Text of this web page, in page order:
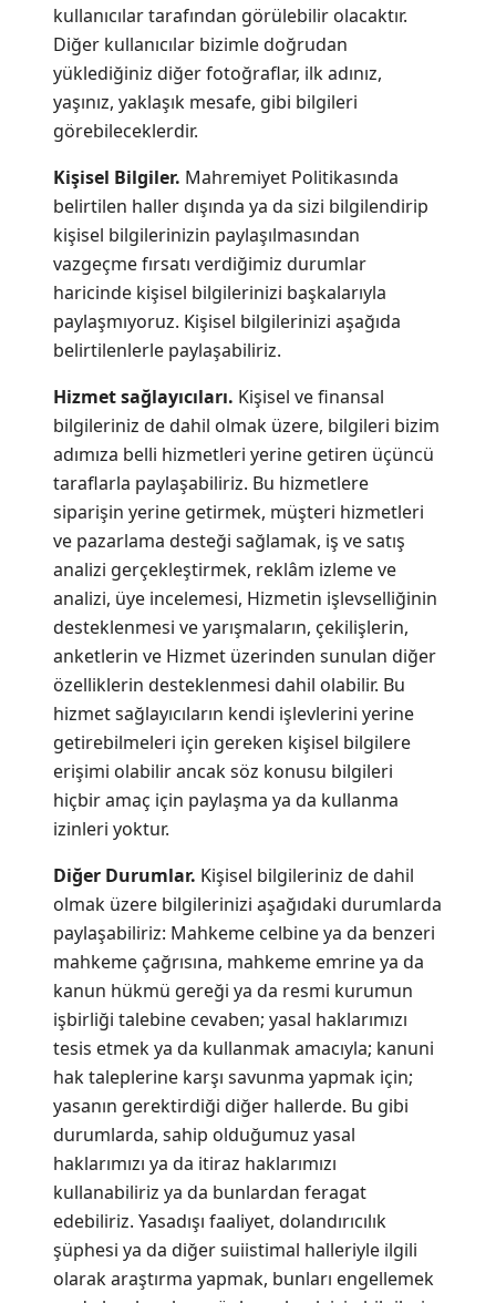
kullanıcılar tarafından görülebilir olacaktır.
Diğer kullanıcılar bizimle doğrudan
yüklediğiniz diğer fotoğraflar, ilk adınız,
yaşınız, yaklaşık mesafe, gibi bilgileri
görebileceklerdir.
Kişisel Bilgiler. Mahremiyet Politikasında
belirtilen haller dışında ya da sizi bilgilendirip
kişisel bilgilerinizin paylaşılmasından
vazgeçme fırsatı verdiğimiz durumlar
haricinde kişisel bilgilerinizi başkalarıyla
paylaşmıyoruz. Kişisel bilgilerinizi aşağıda
belirtilenlerle paylaşabiliriz.
Hizmet sağlayıcıları. Kişisel ve finansal
bilgileriniz de dahil olmak üzere, bilgileri bizim
adımıza belli hizmetleri yerine getiren üçüncü
taraflarla paylaşabiliriz. Bu hizmetlere
siparişin yerine getirmek, müşteri hizmetleri
ve pazarlama desteği sağlamak, iş ve satış
analizi gerçekleştirmek, reklâm izleme ve
analizi, üye incelemesi, Hizmetin işlevselliğinin
desteklenmesi ve yarışmaların, çekilişlerin,
anketlerin ve Hizmet üzerinden sunulan diğer
özelliklerin desteklenmesi dahil olabilir. Bu
hizmet sağlayıcıların kendi işlevlerini yerine
getirebilmeleri için gereken kişisel bilgilere
erişimi olabilir ancak söz konusu bilgileri
hiçbir amaç için paylaşma ya da kullanma
izinleri yoktur.
Diğer Durumlar. Kişisel bilgileriniz de dahil
olmak üzere bilgilerinizi aşağıdaki durumlarda
paylaşabiliriz: Mahkeme celbine ya da benzeri
mahkeme çağrısına, mahkeme emrine ya da
kanun hükmü gereği ya da resmi kurumun
işbirliği talebine cevaben; yasal haklarımızı
tesis etmek ya da kullanmak amacıyla; kanuni
hak taleplerine karşı savunma yapmak için;
yasanın gerektirdiği diğer hallerde. Bu gibi
durumlarda, sahip olduğumuz yasal
haklarımızı ya da itiraz haklarımızı
kullanabiliriz ya da bunlardan feragat
edebiliriz. Yasadışı faaliyet, dolandırıcılık
şüphesi ya da diğer suiistimal halleriyle ilgili
olarak araştırma yapmak, bunları engellemek